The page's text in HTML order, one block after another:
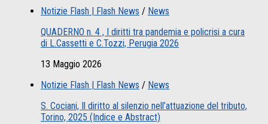
Notizie Flash | Flash News / News
QUADERNO n. 4 , I diritti tra pandemia e policrisi a cura
di L.Cassetti e C.Tozzi, Perugia 2026
13 Maggio 2026
Notizie Flash | Flash News / News
S. Cociani, Il diritto al silenzio nell’attuazione del tributo,
Torino, 2025 (Indice e Abstract)